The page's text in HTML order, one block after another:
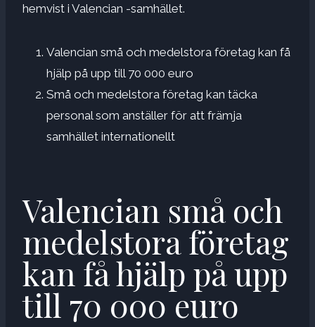
hemvist i Valencian -samhället.
Valencian små och medelstora företag kan få
hjälp på upp till 70 000 euro
Små och medelstora företag kan täcka
personal som anställer för att främja
samhället internationellt
Valencian små och
medelstora företag
kan få hjälp på upp
till 70 000 euro